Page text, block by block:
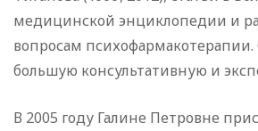
медицинской энциклопедии и
вопросам психофармакотерапии.
большую консультативную и
В 2005 году Галине Петровне